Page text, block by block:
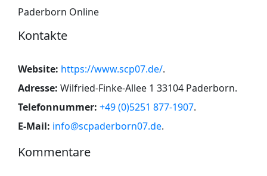
Paderborn Online
Kontakte
Website: https://www.scp07.de/.
Adresse: Wilfried-Finke-Allee 1 33104 Paderborn.
Telefonnummer: +49 (0)5251 877-1907.
E-Mail: info@scpaderborn07.de.
Kommentare